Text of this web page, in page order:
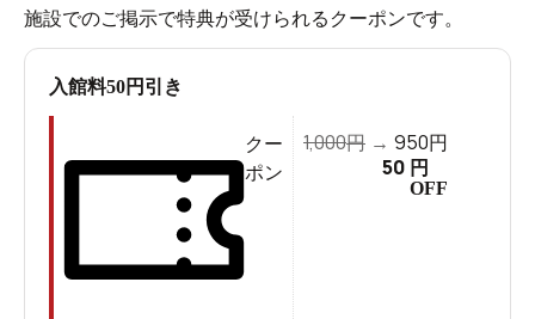
施設でのご掲示で特典が受けられるクーポンです。
入館料50円引き
クー
ポン
1,000円 → 950円
50 円
OFF